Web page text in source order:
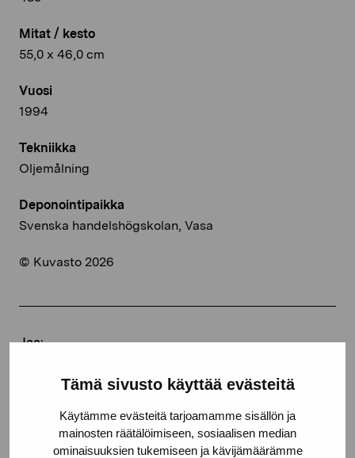
Tämä sivusto käyttää evästeitä
Käytämme evästeitä tarjoamamme sisällön ja
mainosten räätälöimiseen, sosiaalisen median
ominaisuuksien tukemiseen ja kävijämäärämme
Mitat / kesto
55,0 x 46,0 cm
Vuosi
1994
Tekniikka
Oljemålning
Deponointipaikka
Svenska handelshögskolan, Vasa
© Kuvasto 2026
Jaa: